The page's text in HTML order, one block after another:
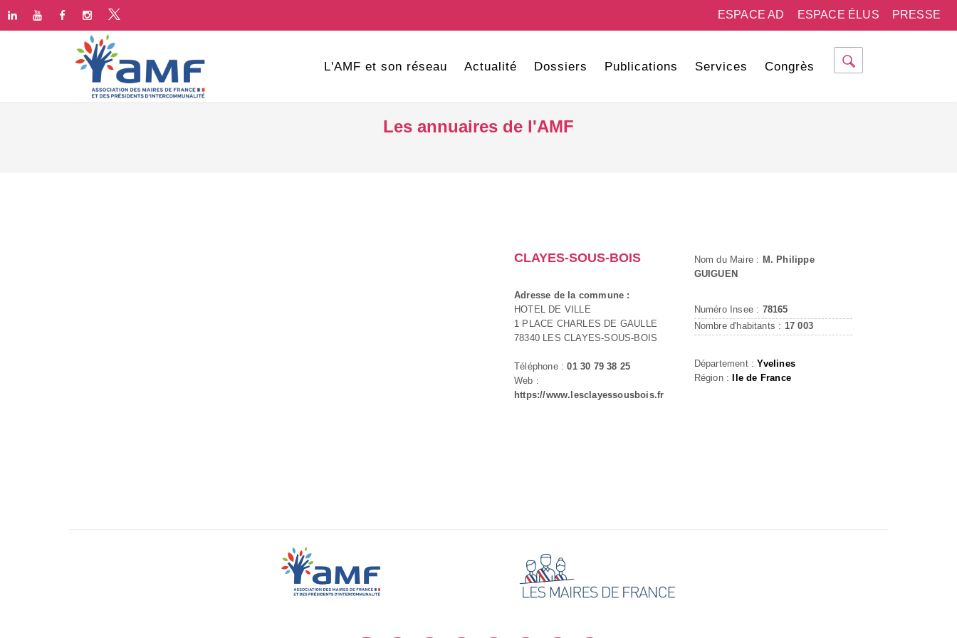
PRESSE
ESPACE ÉLUS
ESPACE AD
L'AMF et son réseau Actualité Dossiers Publications Services Congrès
Les annuaires de l'AMF
CLAYES-SOUS-BOIS
Adresse de la commune :
HOTEL DE VILLE
1 PLACE CHARLES DE GAULLE
78340 LES CLAYES-SOUS-BOIS
Téléphone :01 30 79 38 25
Web :
https://www.lesclayessousbois.fr
Nom du Maire : M. Philippe
GUIGUEN
Numéro Insee : 78165
Nombre d'habitants : 17 003
Département :Yvelines
Région :
Ile de France